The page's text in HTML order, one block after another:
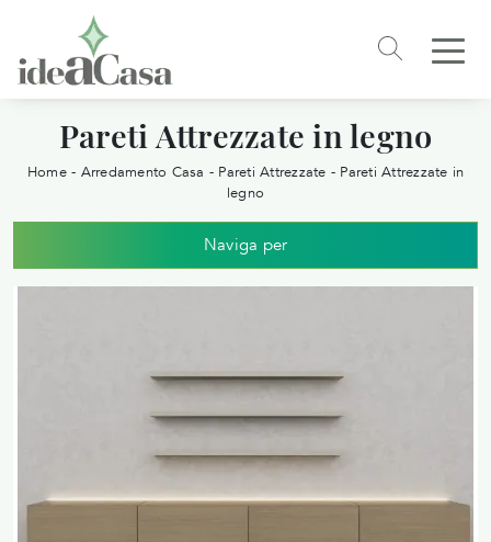
Pareti Attrezzate in legno
Home- Arredamento Casa - Pareti Attrezzate - Pareti Attrezzate in
legno
Naviga per